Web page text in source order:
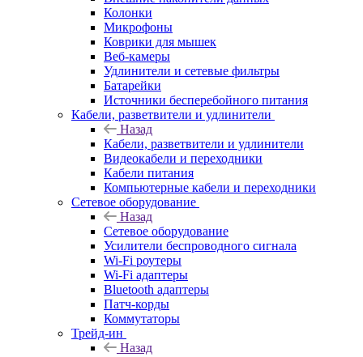
Колонки
Микрофоны
Коврики для мышек
Веб-камеры
Удлинители и сетевые фильтры
Батарейки
Источники бесперебойного питания
Кабели, разветвители и удлинители
Назад
Кабели, разветвители и удлинители
Видеокабели и переходники
Кабели питания
Компьютерные кабели и переходники
Сетевое оборудование
Назад
Сетевое оборудование
Усилители беспроводного сигнала
Wi-Fi роутеры
Wi-Fi адаптеры
Bluetooth адаптеры
Патч-корды
Коммутаторы
Трейд-ин
Назад